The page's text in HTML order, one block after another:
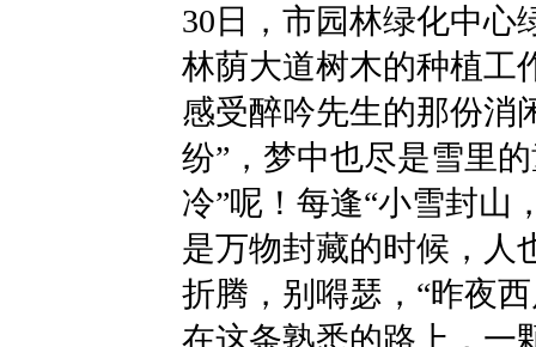
30日，市园林绿化中心
林荫大道树木的种植工
感受醉吟先生的那份消
纷”，梦中也尽是雪里
冷”呢！每逢“小雪封山
是万物封藏的时候，人
折腾，别嘚瑟，“昨夜
在这条熟悉的路上，一